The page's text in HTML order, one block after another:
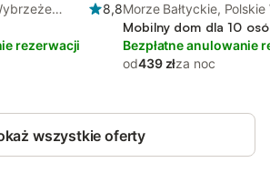
8,8
rezerwacji
Morze Bałtyckie,
Bałtyku
Mobilny dom dla 10
Bezpłatne anulowanie
od439 złza noc
wszystkie oferty